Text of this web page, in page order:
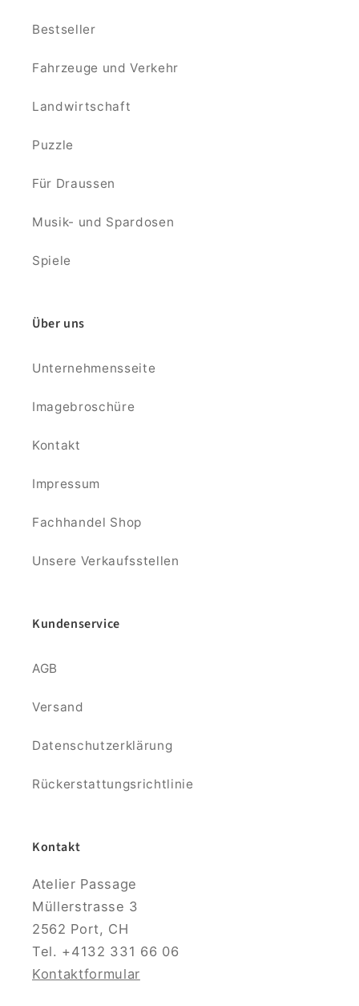
Bestseller
Fahrzeuge und Verkehr
Landwirtschaft
Puzzle
Für Draussen
Musik- und Spardosen
Spiele
Über uns
Unternehmensseite
Imagebroschüre
Kontakt
Impressum
Fachhandel Shop
Unsere Verkaufsstellen
Kundenservice
AGB
Versand
Datenschutzerklärung
Rückerstattungsrichtlinie
Kontakt
Atelier Passage
Müllerstrasse 3
2562 Port, CH
Tel. +4132 331 66 06
Kontaktformular